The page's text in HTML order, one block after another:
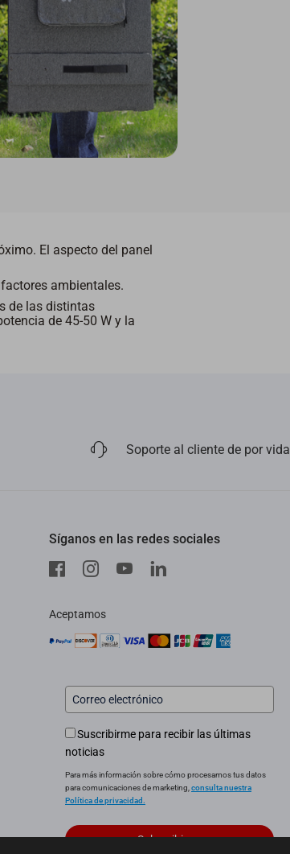
El aspecto del panel
ambientales.
de las distintas
de 45-50 W y la
Soporte al cliente de por vida
Síganos en las redes sociales
Aceptamos
Suscribirme para recibir las últimas
noticias
Para más información sobre cómo procesamos tus datos
para comunicaciones de marketing,consulta nuestra
Política de privacidad.
Subscribirme